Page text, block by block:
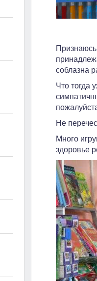
соблазна
Что тогда
Не
Много
здоровье